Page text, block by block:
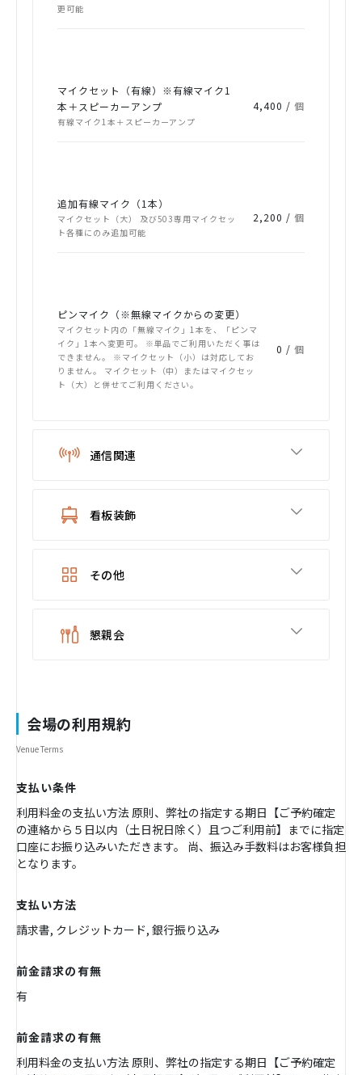
更可能
マイクセット（有線）※有線マイク1
本＋スピーカーアンプ
有線マイク1本＋スピーカーアンプ
4,400 /個
追加有線マイク（1本）
マイクセット（大） 及び503専用マイクセッ
ト各種にのみ追加可能
2,200 /個
ピンマイク（※無線マイクからの変更）
マイクセット内の「無線マイク」1本を、「ピンマ
イク」1本へ変更可。 ※単品でご利用いただく事は
できません。 ※マイクセット（小）は対応してお
りません。 マイクセット（中）またはマイクセッ
ト（大）と併せてご利用ください。
0 /個
通信関連
看板装飾
その他
懇親会
会場の利用規約
Venue Terms
支払い条件
利用料金の支払い方法 原則、弊社の指定する期日【ご予約確定
の連絡から５日以内（土日祝日除く）且つご利用前】までに指定
口座にお振り込みいただきます。 尚、振込み手数料はお客様負担
となります。
支払い方法
請求書, クレジットカード, 銀行振り込み
前金請求の有無
有
前金請求の有無
利用料金の支払い方法 原則、弊社の指定する期日【ご予約確定